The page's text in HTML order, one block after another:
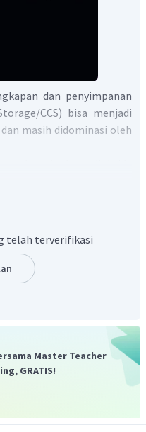
dan penyimpanan
CCS) bisa menjadi
masih didominasi oleh
industri yang intensif
atau pembuatan baja.
telah terverifikasi
Master Teacher
GRATIS!